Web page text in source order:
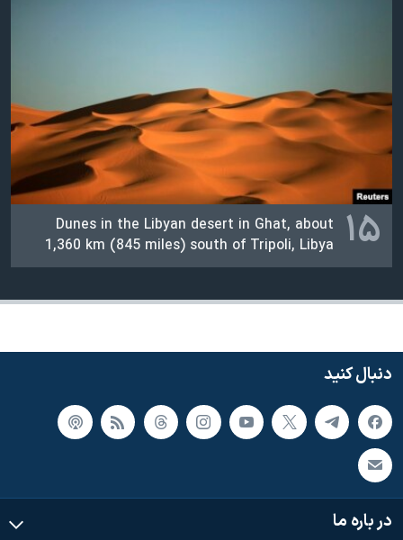
۱۵
Dunes in the Libyan desert in Ghat, about
1,360 km (845 miles) south of Tripoli, Libya
دنبال کنید
در باره ما